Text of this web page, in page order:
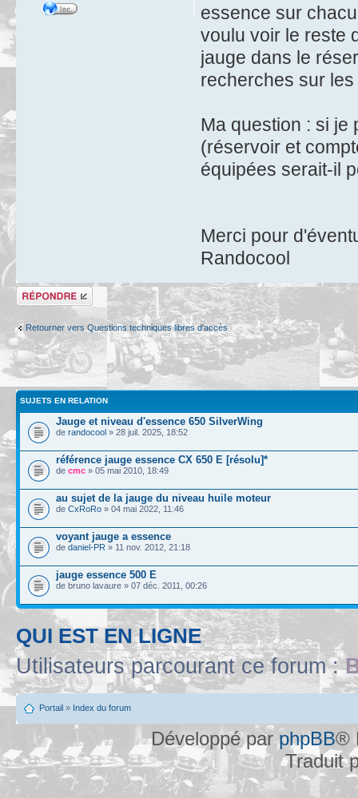
essence sur
voulu voir le reste
jauge dans le
recherches sur
Ma question : si je
(réservoir et
équipées serait-il
Merci pour
Randocool
Répondre
Retourner vers Questions techniques libres d'accès
SUJETS EN RELATION
Jauge et niveau d'essence 650 SilverWing
de randocool » 28 juil. 2025, 18:52
référence jauge essence CX 650 E [résolu]*
de cmc » 05 mai 2010, 18:49
au sujet de la jauge du niveau huile moteur
de CxRoRo » 04 mai 2022, 11:46
voyant jauge a essence
de daniel-PR » 11 nov. 2012, 21:18
jauge essence 500 E
de bruno lavaure » 07 déc. 2011, 00:26
QUI EST EN LIGNE
Utilisateurs parcourant ce forum :
Portail » Index du forum
Développé parphpBB®
Traduit